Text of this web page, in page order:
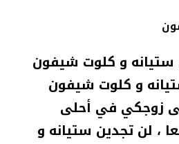
ستيانه و كلوت شيفون
و كلوت شيفون
زوجكي في أحلى
، لن تجدين ستيانه و